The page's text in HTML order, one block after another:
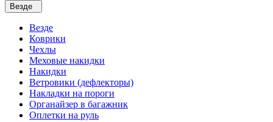
Везде
Везде
Коврики
Чехлы
Меховые накидки
Накидки
Ветровики (дефлекторы)
Накладки на пороги
Органайзер в багажник
Оплетки на руль